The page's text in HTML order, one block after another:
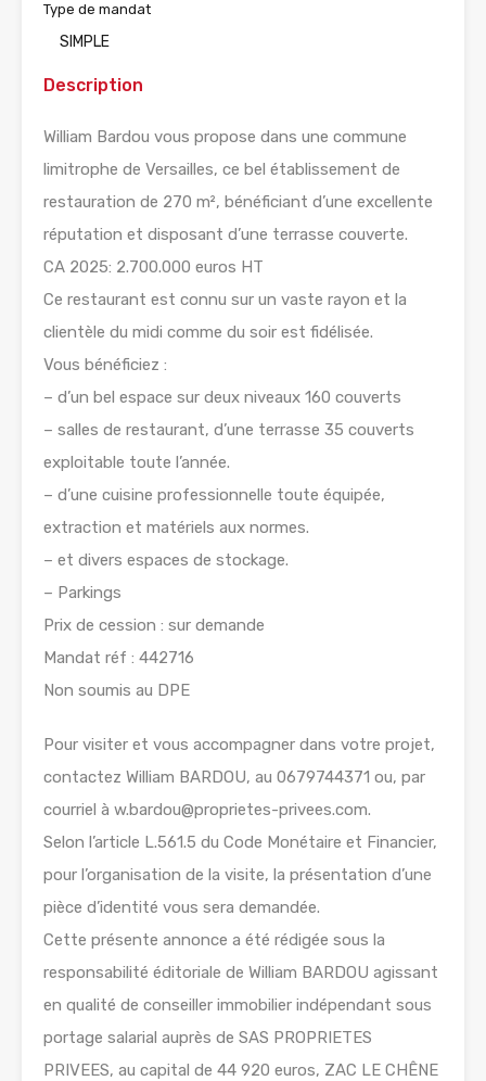
Type de mandat
SIMPLE
Description
William Bardou vous propose dans une commune
limitrophe de Versailles, ce bel établissement de
restauration de 270 m², bénéficiant d’une excellente
réputation et disposant d’une terrasse couverte.
CA 2025: 2.700.000 euros HT
Ce restaurant est connu sur un vaste rayon et la
clientèle du midi comme du soir est fidélisée.
Vous bénéficiez :
– d’un bel espace sur deux niveaux 160 couverts
– salles de restaurant, d’une terrasse 35 couverts
exploitable toute l’année.
– d’une cuisine professionnelle toute équipée,
extraction et matériels aux normes.
– et divers espaces de stockage.
– Parkings
Prix de cession : sur demande
Mandat réf : 442716
Non soumis au DPE
Pour visiter et vous accompagner dans votre projet,
contactez William BARDOU, au 0679744371 ou, par
courriel à w.bardou@proprietes-privees.com.
Selon l’article L.561.5 du Code Monétaire et Financier,
pour l’organisation de la visite, la présentation d’une
pièce d’identité vous sera demandée.
Cette présente annonce a été rédigée sous la
responsabilité éditoriale de William BARDOU agissant
en qualité de conseiller immobilier indépendant sous
portage salarial auprès de SAS PROPRIETES
PRIVEES, au capital de 44 920 euros, ZAC LE CHÊNE